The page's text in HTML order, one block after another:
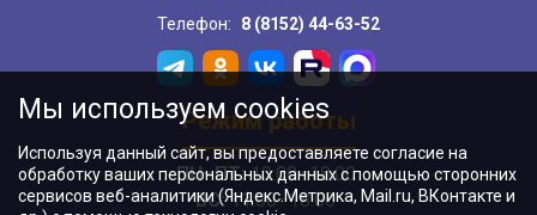
Телефон:
8 (8152) 44-63-52
Режим работы
ПН–ПТ:10:00–18:00
ВС:11:00–18:00
Мы используем cookies
Используя данный сайт, вы предоставляете согласие на
обработку ваших персональных данных с помощью сторонних
сервисов веб-аналитики (Яндекс.Метрика, Mail.ru, ВКонтакте и